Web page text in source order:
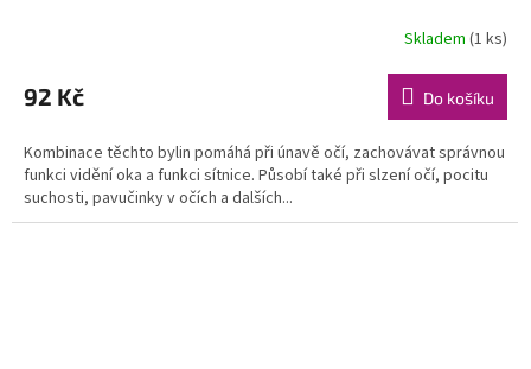
Skladem (1 ks)
92 Kč Do košíku
Kombinace těchto bylin pomáhá při únavě očí, zachovávat správnou
funkci vidění oka a funkci sítnice. Působí také při slzení očí, pocitu
suchosti, pavučinky v očích a dalších...